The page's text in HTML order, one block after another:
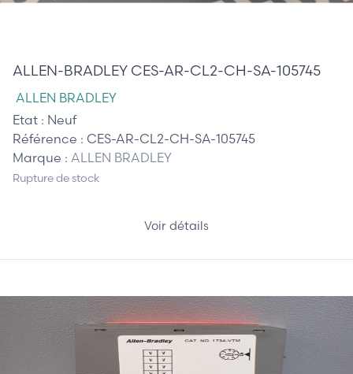
ALLEN-BRADLEY CES-AR-CL2-CH-SA-105745
ALLEN BRADLEY
Etat : Neuf
Référence : CES-AR-CL2-CH-SA-105745
Marque : ALLEN BRADLEY
Rupture de stock
Voir détails